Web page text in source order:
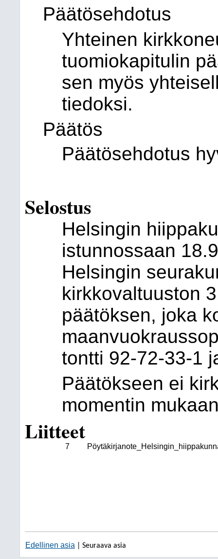
Päätösehdotus
Yhteinen
tuomiokapitulin
sen myös
tiedoksi.
Päätös
Päätösehdotus
Selostus
Helsingin
istunnossaan
Helsingin
kirkkovaltuuston
päätöksen, joka
tontti 92-72-33-1
Päätökseen ei
momentin
Liitteet
7
Edellinen asia | Seuraava asia